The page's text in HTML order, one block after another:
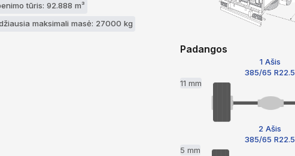
tūris: 92.888 m³
maksimali masė: 27000 kg
Padangos
1 Ašis
385/65 R22.5
11 mm
2 Ašis
385/65 R22.5
5 mm